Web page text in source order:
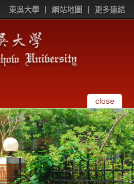
東吳大學 網站地圖 更多連結
close